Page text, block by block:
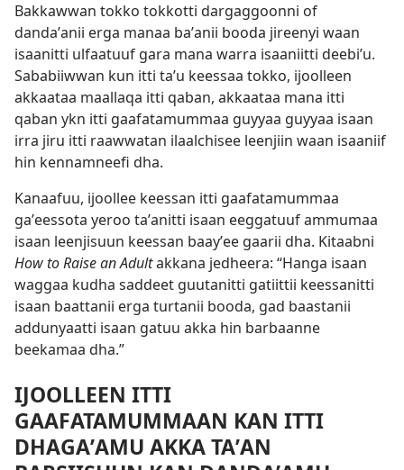
Bakkawwan tokko tokkotti dargaggoonni of
dandaʼanii erga manaa baʼanii booda jireenyi waan
isaanitti ulfaatuuf gara mana warra isaaniitti deebiʼu.
Sababiiwwan kun itti taʼu keessaa tokko, ijoolleen
akkaataa maallaqa itti qaban, akkaataa mana itti
qaban ykn itti gaafatamummaa guyyaa guyyaa isaan
irra jiru itti raawwatan ilaalchisee leenjiin waan isaaniif
hin kennamneefi dha.
Kanaafuu, ijoollee keessan itti gaafatamummaa
gaʼeessota yeroo taʼanitti isaan eeggatuuf ammumaa
isaan leenjisuun keessan baayʼee gaarii dha. Kitaabni
How to Raise an Adultakkana jedheera: “Hanga isaan
waggaa kudha saddeet guutanitti gatiittii keessanitti
isaan baattanii erga turtanii booda, gad baastanii
addunyaatti isaan gatuu akka hin barbaanne
beekamaa dha.”
IJOOLLEEN ITTI
GAAFATAMUMMAAN KAN ITTI
DHAGAʼAMU AKKA TAʼAN